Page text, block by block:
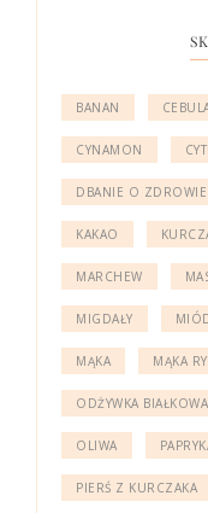
BANAN
CYNAMON
DBANIE O ZDROWIE
KAKAO
MARCHEW
MIGDAŁY
MĄKA MĄKA
ODŻYWKA BIAŁKOWA
OLIWA
PIERŚ Z KURCZAKA